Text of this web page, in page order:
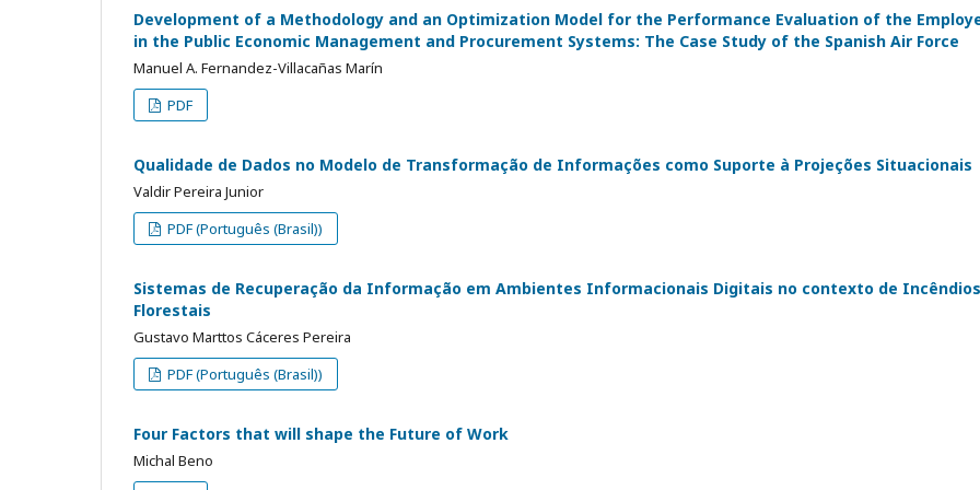
Development of a Methodology and an Optimization Model for the Performance Evaluation of the
in the Public Economic Management and Procurement Systems: The Case Study of the Spanish Air Force
Manuel A. Fernandez-Villacañas Marín
PDF
Qualidade de Dados no Modelo de Transformação de Informações como Suporte à Projeções Situacionais
Valdir Pereira Junior
PDF (Português (Brasil))
Sistemas de Recuperação da Informação em Ambientes Informacionais Digitais no contexto de Incêndios
Florestais
Gustavo Marttos Cáceres Pereira
PDF (Português (Brasil))
Four Factors that will shape the Future of Work
Michal Beno